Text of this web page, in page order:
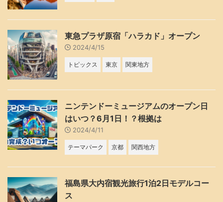
東急プラザ原宿「ハラカド」オープン
2024/4/15
トピックス 東京 関東地方
ニンテンドーミュージアムのオープン日
はいつ？6月1日！？根拠は
2024/4/11
テーマパーク 京都 関西地方
福島県大内宿観光旅行1泊2日モデルコー
ス